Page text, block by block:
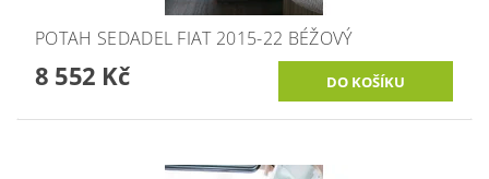
POTAH SEDADEL FIAT 2015-22 BÉŽOVÝ
8 552 Kč